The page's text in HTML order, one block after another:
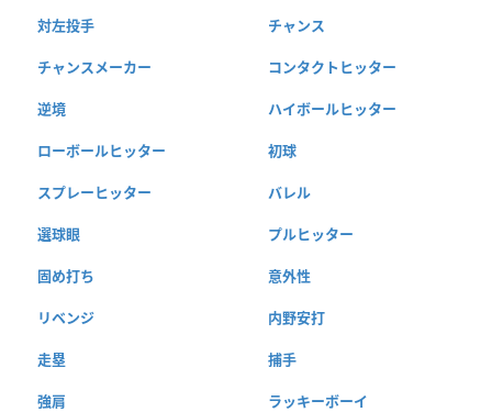
対左投手 チャンス
チャンスメーカー コンタクトヒッター
逆境 ハイボールヒッター
ローボールヒッター 初球
スプレーヒッター バレル
選球眼 プルヒッター
固め打ち 意外性
リベンジ 内野安打
走塁 捕手
強肩 ラッキーボーイ